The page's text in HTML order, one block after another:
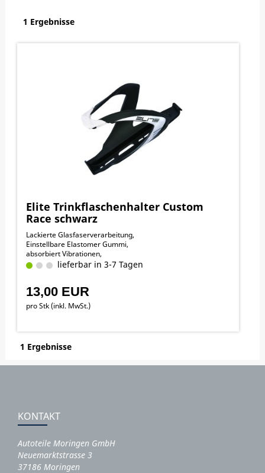
1 Ergebnisse
Elite Trinkflaschenhalter Custom
Race schwarz
Lackierte Glasfaserverarbeitung,
Einstellbare Elastomer Gummi,
absorbiert Vibrationen,
lieferbar in 3-7 Tagen
13,00 EUR
pro Stk (inkl. MwSt.)
1 Ergebnisse
KONTAKT
Autoteile Moringen GmbH
Neuemarktstrasse 3
37186 Moringen